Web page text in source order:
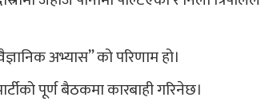
अभ्यास” को परिणाम हो।
पूर्ण बैठकमा कारबाही गरिनेछ।